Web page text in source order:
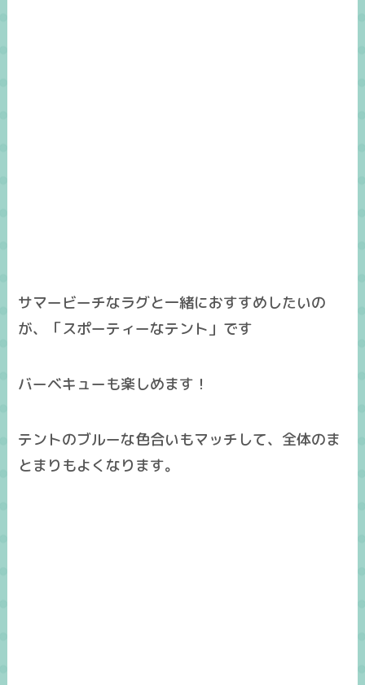
サマービーチなラグと一緒におすすめしたいの
が、「スポーティーなテント」です
バーベキューも楽しめます！
テントのブルーな色合いもマッチして、全体のま
とまりもよくなります。